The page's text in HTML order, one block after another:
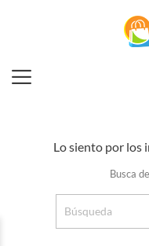
Lo siento por los
Busca